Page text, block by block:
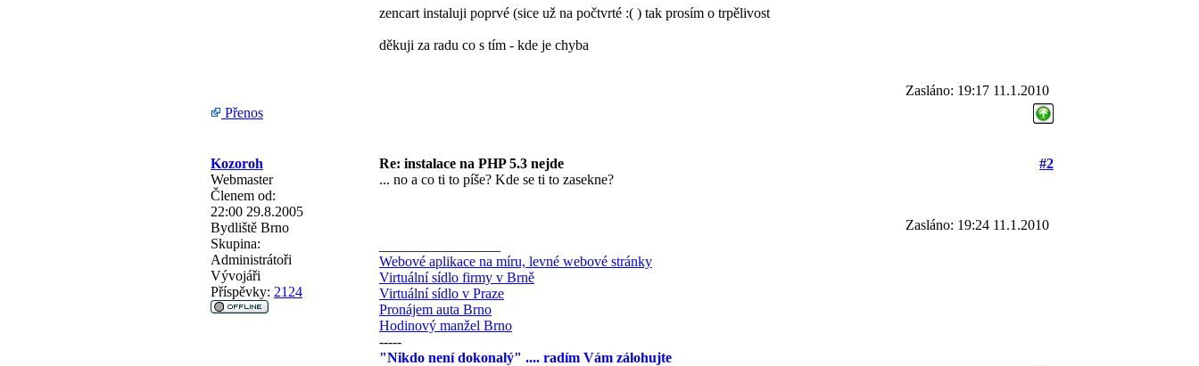
zencart instaluji poprvé (sice už na počtvrté :( ) tak prosím o trpělivost
děkuji za radu co s tím - kde je chyba
Zasláno: 19:17 11.1.2010
Přenos
Kozoroh Re: instalace na PHP 5.3 nejde
#2
Webmaster
Členem od:
22:00 29.8.2005
Bydliště Brno
Skupina:
Administrátoři
Vývojáři
Příspěvky: 2124
... no a co ti to píše? Kde se ti to zasekne?
Zasláno: 19:24 11.1.2010
Webové aplikace na míru, levné webové stránky
Virtuální sídlo firmy v Brně
Virtuální sídlo v Praze
Pronájem auta Brno
Hodinový manžel Brno
-----
"Nikdo není dokonalý" .... radím Vám zálohujte